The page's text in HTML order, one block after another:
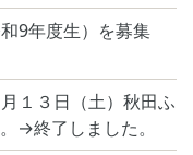
9年度生）を募集
１３日（土）秋田ふ
→終了しました。